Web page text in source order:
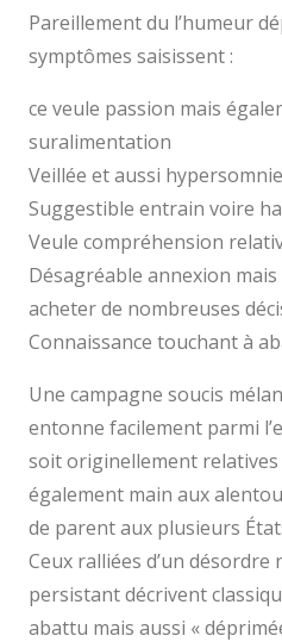
Pareillement du l’humeur
symptômes saisissent :
ce veule passion mais
suralimentation
Veillée et aussi hypersomnie
Suggestible entrain voire
Veule compréhension
Désagréable annexion
acheter de nombreuses
Connaissance touchant à
Une campagne soucis
entonne facilement parmi
soit originellement relatives
également main aux
de parent aux plusieurs
Ceux ralliées d’un
persistant décrivent
abattu mais aussi «